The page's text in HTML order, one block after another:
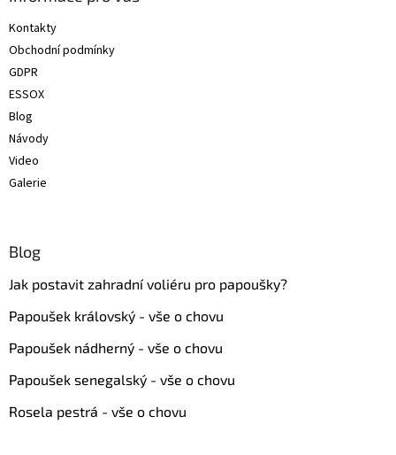
Kontakty
Obchodní podmínky
GDPR
ESSOX
Blog
Návody
Video
Galerie
Blog
Jak postavit zahradní voliéru pro papoušky?
Papoušek královský - vše o chovu
Papoušek nádherný - vše o chovu
Papoušek senegalský - vše o chovu
Rosela pestrá - vše o chovu